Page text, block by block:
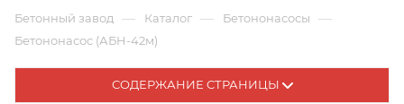
Бетонный завод — Каталог — Бетононасосы —
Бетононасос (АБН-42м)
СОДЕРЖАНИЕ СТРАНИЦЫ